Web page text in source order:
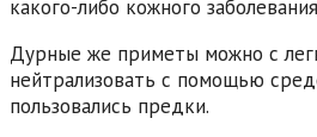
какого-либо кожного
Дурные же приметы можно с
нейтрализовать с помощью
пользовались предки.